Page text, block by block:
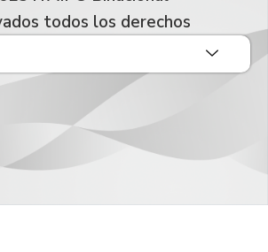
todos los derechos